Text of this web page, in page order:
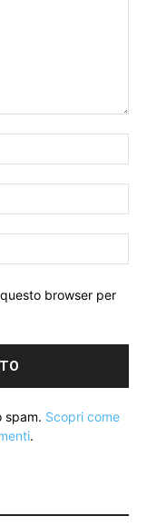
browser per
spam. Scopri come
.